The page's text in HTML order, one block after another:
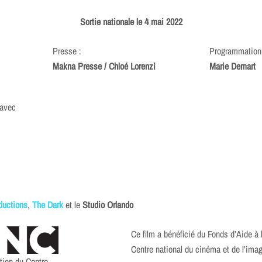
Sortie nationale le 4 mai 2022
Presse :
Makna Presse / Chloé Lorenzi
Marie Demart
, The Darket leStudio Orlando
Ce film a bénéficié du Fonds d’Aide
Centre national du cinéma et de